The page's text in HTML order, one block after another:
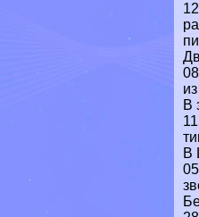
В
В